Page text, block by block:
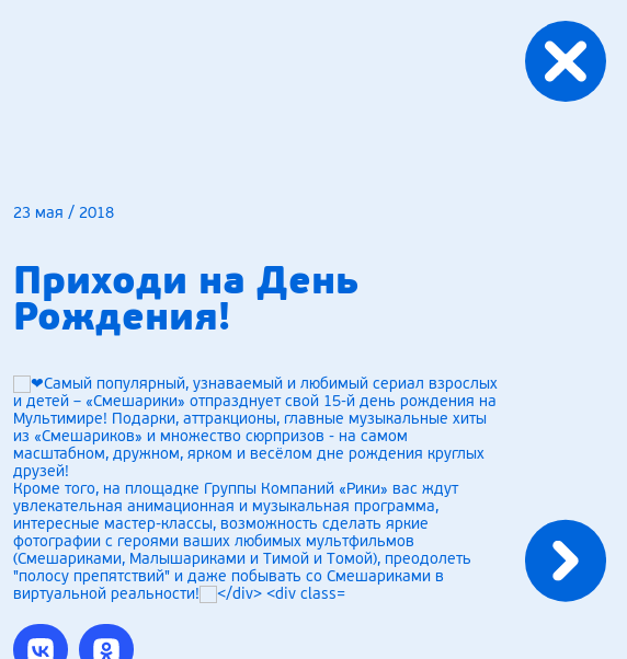
23 мая / 2018
Приходи на День
Рождения!
Самый популярный, узнаваемый и любимый сериал взрослых
и детей – «Смешарики» отпразднует свой 15-й день рождения на
Мультимире! Подарки, аттракционы, главные музыкальные хиты
из «Смешариков» и множество сюрпризов - на самом
масштабном, дружном, ярком и весёлом дне рождения круглых
друзей!
Кроме того, на площадке Группы Компаний «Рики» вас ждут
увлекательная анимационная и музыкальная программа,
интересные мастер-классы, возможность сделать яркие
фотографии с героями ваших любимых мультфильмов
(Смешариками, Малышариками и Тимой и Томой), преодолеть
"полосу препятствий" и даже побывать со Смешариками в
виртуальной реальности!